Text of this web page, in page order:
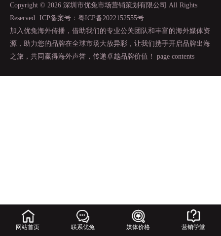
Copyright © 2026 深圳市优兔市场营销策划有限公司 All Rights
Reserved
ICP备案号：粤ICP备2022152555号
加入优兔海外传播，借助我们的专业公关团队和丰富的海外媒体资
源，助力您的品牌在全球市场大放异彩，让我们携手开启品牌出海
之旅，共同赢得海外声誉，传递卓越品牌价值！ page contents
网站首页 联系优兔 媒体价格 营销学堂